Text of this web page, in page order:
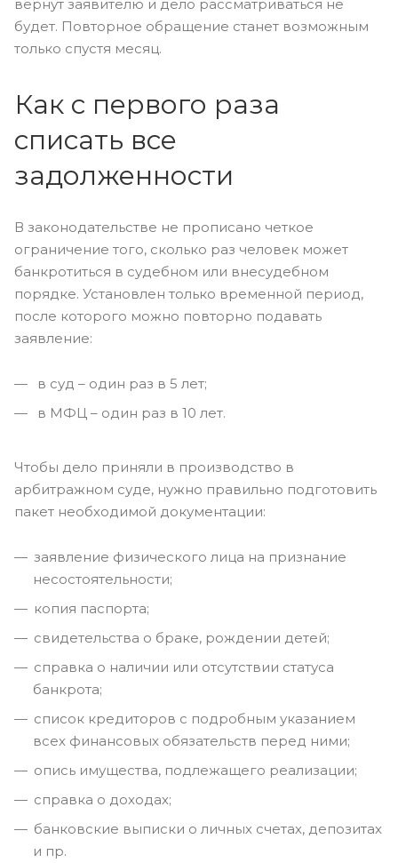
вернут заявителю и дело рассматриваться не
будет. Повторное обращение станет возможным
только спустя месяц.
Как с первого раза
списать все
задолженности
В законодательстве не прописано четкое
ограничение того, сколько раз человек может
банкротиться в судебном или внесудебном
порядке. Установлен только временной период,
после которого можно повторно подавать
заявление:
в суд – один раз в 5 лет;
в МФЦ – один раз в 10 лет.
Чтобы дело приняли в производство в
арбитражном суде, нужно правильно подготовить
пакет необходимой документации:
заявление физического лица на признание
несостоятельности;
копия паспорта;
свидетельства о браке, рождении детей;
справка о наличии или отсутствии статуса
банкрота;
список кредиторов с подробным указанием
всех финансовых обязательств перед ними;
опись имущества, подлежащего реализации;
справка о доходах;
банковские выписки о личных счетах, депозитах
и пр.